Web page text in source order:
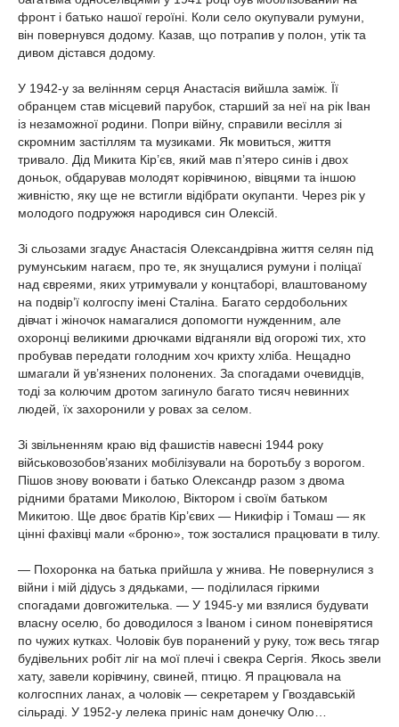
фронт і батько нашої героїні. Коли село окупували румуни,
він повернувся додому. Казав, що потрапив у полон, утік та
дивом дістався додому.
У 1942-у за велінням серця Анастасія вийшла заміж. Її
обранцем став місцевий парубок, старший за неї на рік Іван
із незаможної родини. Попри війну, справили весілля зі
скромним застіллям та музиками. Як мовиться, життя
тривало. Дід Микита Кір’єв, який мав п’ятеро синів і двох
доньок, обдарував молодят корівчиною, вівцями та іншою
живністю, яку ще не встигли відібрати окупанти. Через рік у
молодого подружжя народився син Олексій.
Зі сльозами згадує Анастасія Олександрівна життя селян під
румунським нагаєм, про те, як знущалися румуни і поліцаї
над євреями, яких утримували у концтаборі, влаштованому
на подвір’ї колгоспу імені Сталіна. Багато сердобольних
дівчат і жіночок намагалися допомогти нужденним, але
охоронці великими дрючками відганяли від огорожі тих, хто
пробував передати голодним хоч крихту хліба. Нещадно
шмагали й ув’язнених полонених. За спогадами очевидців,
тоді за колючим дротом загинуло багато тисяч невинних
людей, їх захоронили у ровах за селом.
Зі звільненням краю від фашистів навесні 1944 року
військовозобов’язаних мобілізували на боротьбу з ворогом.
Пішов знову воювати і батько Олександр разом з двома
рідними братами Миколою, Віктором і своїм батьком
Микитою. Ще двоє братів Кір’євих — Никифір і Томаш — як
цінні фахівці мали «броню», тож зосталися працювати в тилу.
— Похоронка на батька прийшла у жнива. Не повернулися з
війни і мій дідусь з дядьками, — поділилася гіркими
спогадами довгожителька. — У 1945-у ми взялися будувати
власну оселю, бо доводилося з Іваном і сином поневірятися
по чужих кутках. Чоловік був поранений у руку, тож весь тягар
будівельних робіт ліг на мої плечі і свекра Сергія. Якось звели
хату, завели корівчину, свиней, птицю. Я працювала на
колгоспних ланах, а чоловік — секретарем у Гвоздавській
сільраді. У 1952-у лелека приніс нам донечку Олю…